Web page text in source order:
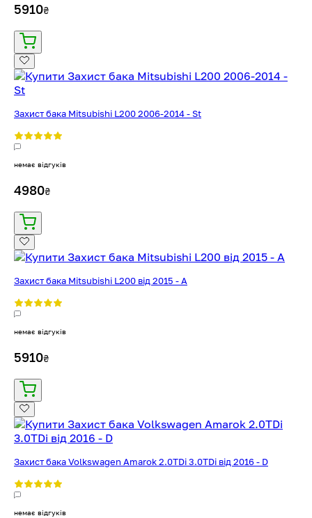
5910₴
Захист бака Mitsubishi L200 2006-2014 - St
немає відгуків
4980₴
Захист бака Mitsubishi L200 від 2015 - A
немає відгуків
5910₴
Захист бака Volkswagen Amarok 2.0TDi 3.0TDi від 2016 - D
немає відгуків